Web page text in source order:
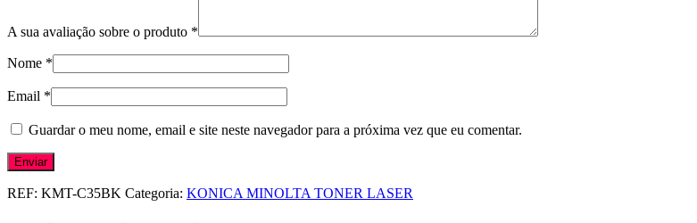
A sua avaliação sobre o produto *
Nome *
Email *
Guardar o meu nome, email e site neste navegador para a próxima vez que eu comentar.
REF: KMT-C35BK Categoria: KONICA MINOLTA TONER LASER